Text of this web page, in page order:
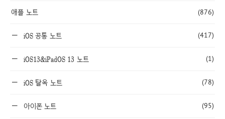
애플 노트 (876)
iOS 공통 노트 (417)
iOS13&iPadOS 13 노트 (1)
iOS 탈옥 노트 (78)
아이폰 노트 (95)